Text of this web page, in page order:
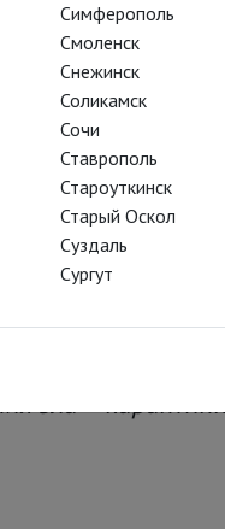
из
лучшие
в 2020-м
версия
зла –
Симферополь
Смоленск
Снежинск
Соликамск
Сочи
Ставрополь
Староуткинск
Старый Оскол
Суздаль
Сургут